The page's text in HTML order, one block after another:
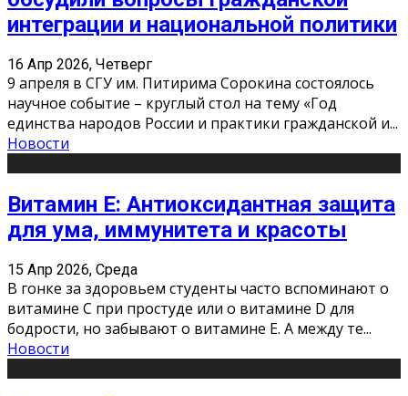
интеграции и национальной политики
16 Апр 2026, Четверг
9 апреля в СГУ им. Питирима Сорокина состоялось
научное событие – круглый стол на тему «Год
единства народов России и практики гражданской и...
Новости
Витамин Е: Антиоксидантная защита
для ума, иммунитета и красоты
15 Апр 2026, Среда
В гонке за здоровьем студенты часто вспоминают о
витамине С при простуде или о витамине D для
бодрости, но забывают о витамине Е. А между те...
Новости